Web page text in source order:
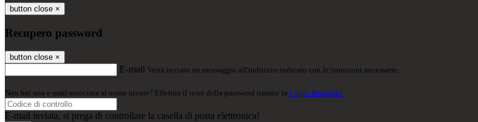
button close ×
Recupero password
button close ×
E-mail Verrà inviato un messaggio all'indirizzo indicato con le istruzioni necessarie.
Non hai una e-mail associata al nome utente? Effettua il reset della password tramite la Login Spaggiari
E-mail inviata, si prega di controllare la casella di posta elettronica!